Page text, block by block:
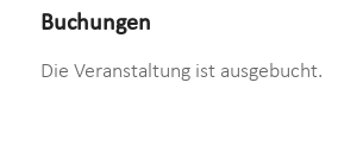
Buchungen
Die Veranstaltung ist ausgebucht.